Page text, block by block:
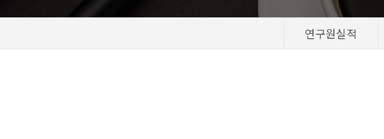
연구원실적